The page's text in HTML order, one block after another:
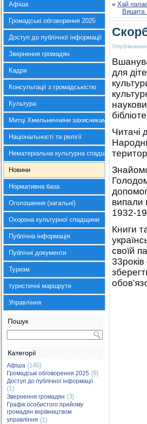
Афіша
Громадські обговорення 2025
Доступ до публічної інформації
Звернення громадян
Кадри
Консультації з громадськістю
Культура
Митці Хмельниччини захисникам України
Національності та релігії
Нематеріальна культурна спадщина
Новини
Нормативна база
Оголошення (загальні)
Охорона культурної спадщини
Публічна інформація
Публічні документи
Туризм
туристичні маршрути
Управління
Пошук
Категорії
Афіша (146)
Громадські обговорення 2025 (9)
Доступ до публічної інформації
(1)
Звернення громадян (3)
Графік особистого прийому
громадян керівництвом
управління (1)
« Хай
Вишита
Опубліковано
для
Читачі
випали
1932-
Книги
своїй